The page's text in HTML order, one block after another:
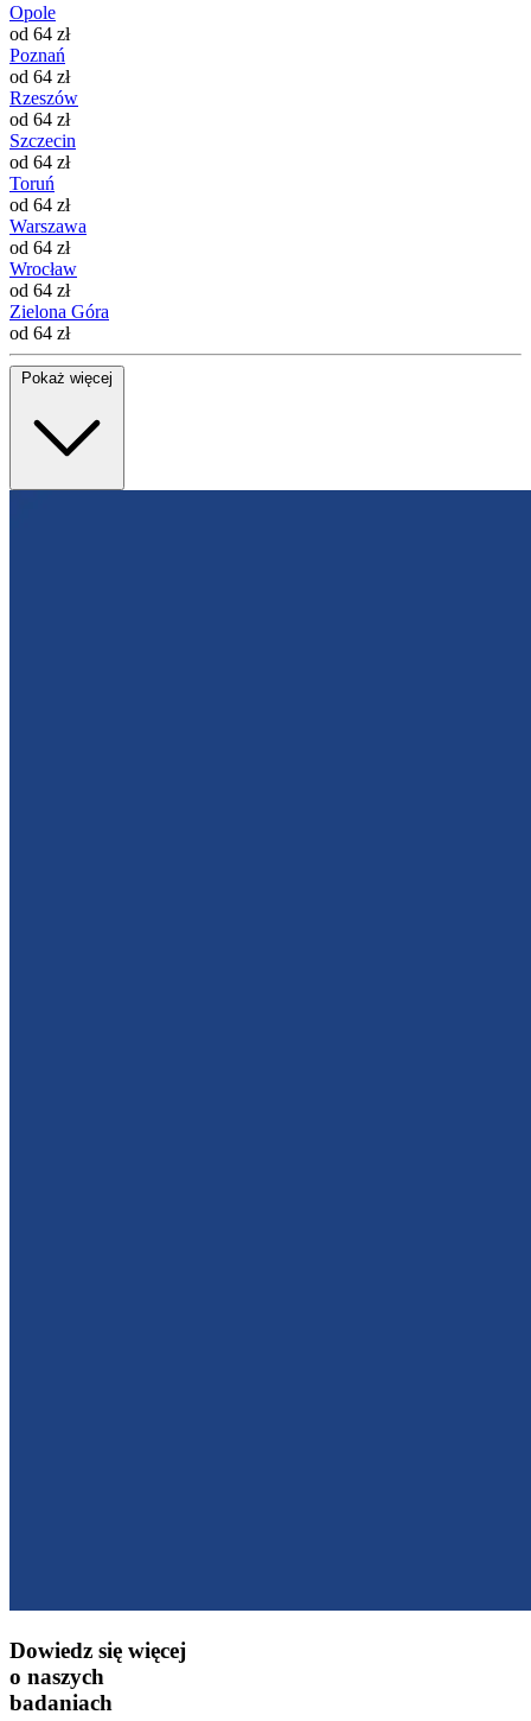
Opole
od 64 zł
Poznań
od 64 zł
Rzeszów
od 64 zł
Szczecin
od 64 zł
Toruń
od 64 zł
Warszawa
od 64 zł
Wrocław
od 64 zł
Zielona Góra
od 64 zł
Dowiedz się więcej
o naszych
badaniach